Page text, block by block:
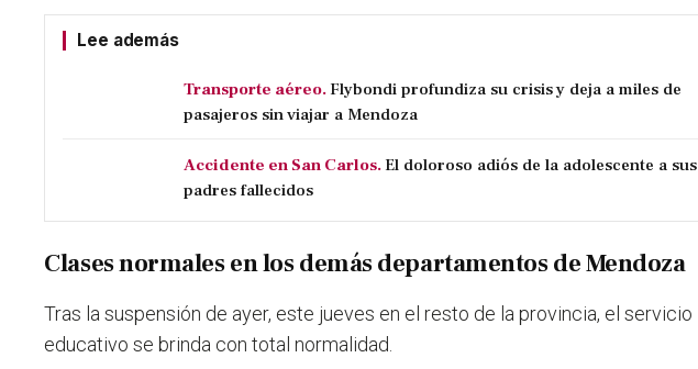
Lee además
Transporte aéreo. Flybondi profundiza su crisis y deja a miles de
pasajeros sin viajar a Mendoza
Accidente en San Carlos. El doloroso adiós de la adolescente a sus
padres fallecidos
Clases normales en los demás departamentos de Mendoza
Tras la suspensión de ayer, este jueves en el resto de la provincia, el servicio
educativo se brinda con total normalidad.